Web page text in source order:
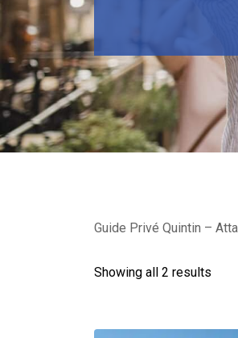
Guide Privé Quintin –
Showing all 2 results